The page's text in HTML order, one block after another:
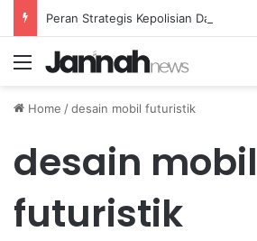
Menu
Home /desain mobil futuristik
desain mobil
futuristik